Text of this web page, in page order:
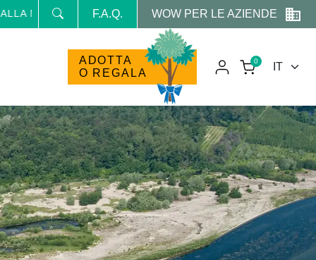
E RICEVI NEWS E PROMO RISERVATE
F.A.Q. WOW PER LE AZIENDE
ADOTTA
O REGALA
0